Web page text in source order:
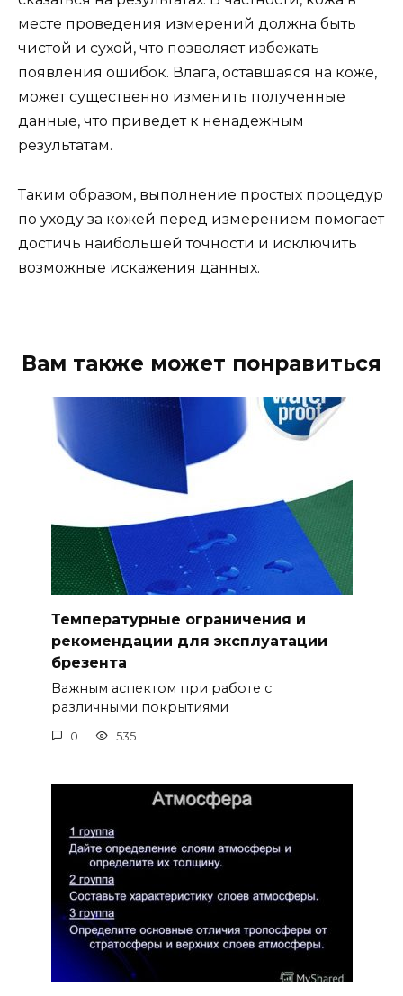
месте проведения измерений должна быть
чистой и сухой, что позволяет избежать
появления ошибок. Влага, оставшаяся на коже,
может существенно изменить полученные
данные, что приведет к ненадежным
результатам.
Таким образом, выполнение простых процедур
по уходу за кожей перед измерением помогает
достичь наибольшей точности и исключить
возможные искажения данных.
Вам также может понравиться
Температурные ограничения и
рекомендации для эксплуатации
брезента
Важным аспектом при работе с
различными покрытиями
0 535